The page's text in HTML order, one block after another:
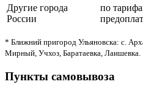
Другие города
России
по
* Ближний пригород Ульяновска: с.
Мирный, Учхоз, Баратаевка, Лаишевка.
Пункты самовывоза